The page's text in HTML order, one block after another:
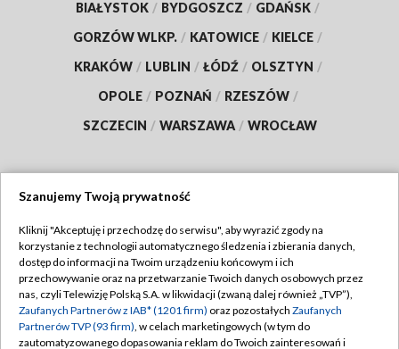
BIAŁYSTOK / BYDGOSZCZ / GDAŃSK /
GORZÓW WLKP. / KATOWICE / KIELCE /
KRAKÓW / LUBLIN / ŁÓDŹ / OLSZTYN /
OPOLE / POZNAŃ / RZESZÓW /
SZCZECIN / WARSZAWA / WROCŁAW
TVP
Abonament TVP
Emisja w TVP
Centrum informacji TVP
Regulamin TVP
Polityka prywatności
Moje zgody
Szanujemy Twoją prywatność
Kliknij "Akceptuję i przechodzę do serwisu", aby wyrazić zgody na
korzystanie z technologii automatycznego śledzenia i zbierania danych,
dostęp do informacji na Twoim urządzeniu końcowym i ich
przechowywanie oraz na przetwarzanie Twoich danych osobowych przez
nas, czyli Telewizję Polską S.A. w likwidacji (zwaną dalej również „TVP”),
Zaufanych Partnerów z IAB* (1201 firm) oraz pozostałych Zaufanych
Partnerów TVP (93 firm), w celach marketingowych (w tym do
zautomatyzowanego dopasowania reklam do Twoich zainteresowań i